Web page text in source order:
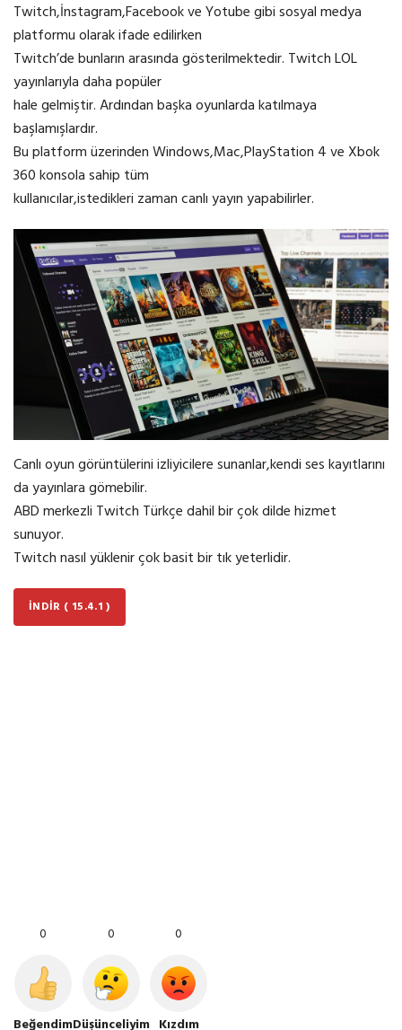
Twitch,İnstagram,Facebook ve Yotube gibi sosyal medya
platformu olarak ifade edilirken
Twitch’de bunların arasında gösterilmektedir. Twitch LOL
yayınlarıyla daha popüler
hale gelmiştir. Ardından başka oyunlarda katılmaya
başlamışlardır.
Bu platform üzerinden Windows,Mac,PlayStation 4 ve Xbok
360 konsola sahip tüm
kullanıcılar,istedikleri zaman canlı yayın yapabilirler.
Canlı oyun görüntülerini izliyicilere sunanlar,kendi ses kayıtlarını
da yayınlara gömebilir.
ABD merkezli Twitch Türkçe dahil bir çok dilde hizmet
sunuyor.
Twitch nasıl yüklenir çok basit bir tık yeterlidir.
İNDIR ( 15.4.1 )
0
Beğendim
0
Düşünceliyim
0
Kızdım